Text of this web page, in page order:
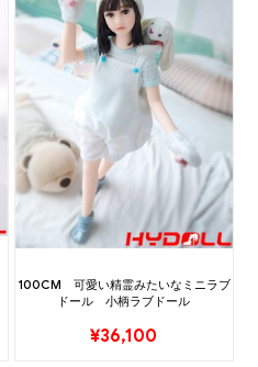
100CM 可愛い精霊みたいなミニラブ
ドール 小柄ラブドール
¥36,100